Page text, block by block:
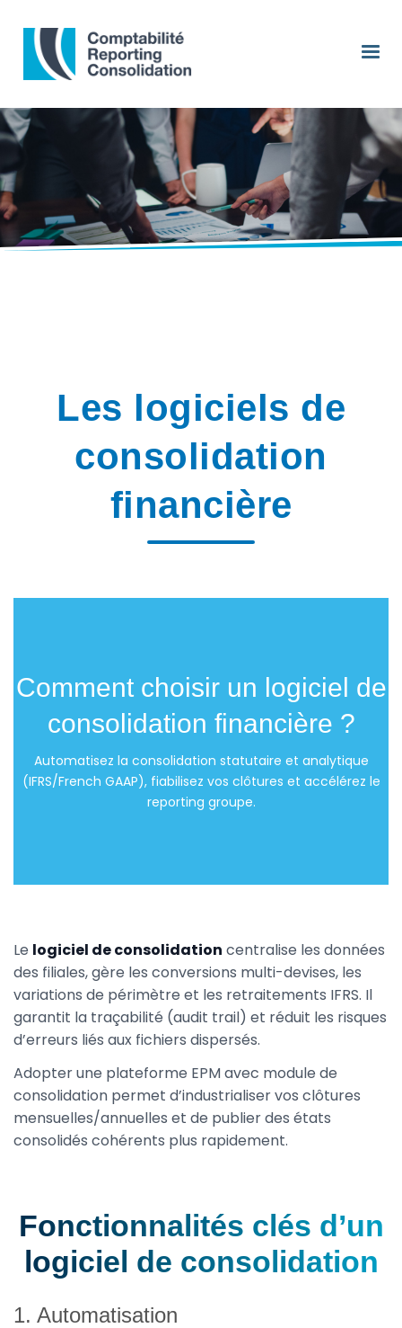
Les logiciels de
consolidation
financière
Comment choisir un logiciel de
consolidation financière ?
Automatisez la consolidation statutaire et analytique
(IFRS/French GAAP), fiabilisez vos clôtures et accélérez le
reporting groupe.
Le logiciel de consolidation centralise les données
des filiales, gère les conversions multi-devises, les
variations de périmètre et les retraitements IFRS. Il
garantit la traçabilité (audit trail) et réduit les risques
d’erreurs liés aux fichiers dispersés.
Adopter une plateforme EPM avec module de
consolidation permet d’industrialiser vos clôtures
mensuelles/annuelles et de publier des états
consolidés cohérents plus rapidement.
Fonctionnalités clés d’un
logiciel de consolidation
1. Automatisation